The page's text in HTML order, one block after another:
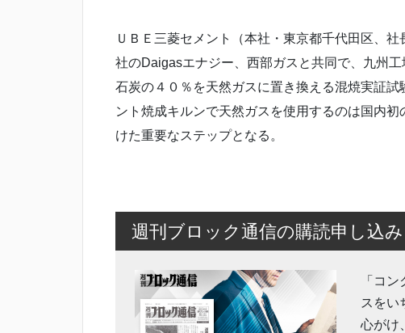
ＵＢＥ三菱セメント（本社・東京都千代田区、
社のDaigasエナジー、西部ガスと共同で、九州
石炭の４０％を天然ガスに置き換える混焼実証
ント焼成キルンで天然ガスを使用するのは国内
けた重要なステップとなる。
週刊ブロック通信の購読申し込み
「コ
スをい
心がけ